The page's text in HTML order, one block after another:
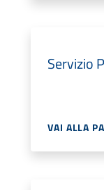
Servizio
VAI ALLA